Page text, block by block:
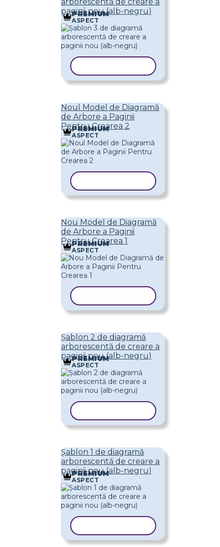
paginii nou (alb-negru)
PREMIUM
ASPECT
Noul Model de Diagramă
de Arbore a Paginii
Pentru Crearea 2
PREMIUM
ASPECT
Nou Model de Diagramă
de Arbore a Paginii
Pentru Crearea 1
PREMIUM
ASPECT
Șablon 2 de diagramă
arborescentă de creare a
paginii nou (alb-negru)
PREMIUM
ASPECT
Șablon 1 de diagramă
arborescentă de creare a
paginii nou (alb-negru)
PREMIUM
ASPECT